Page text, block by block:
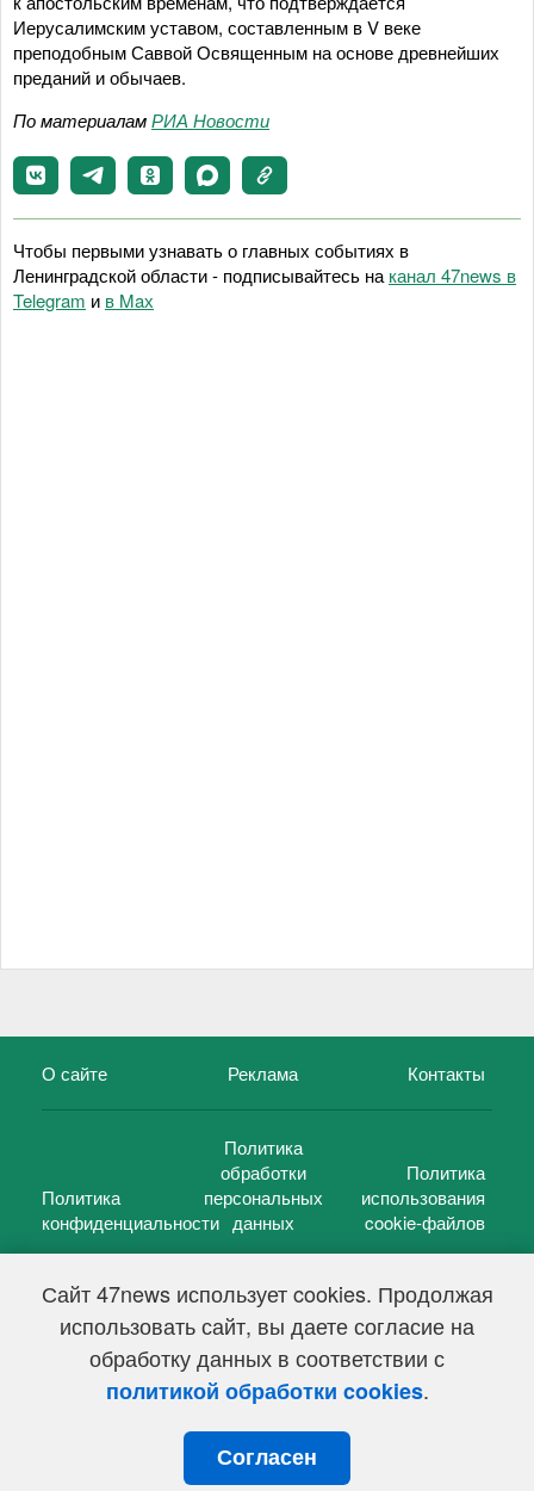
Сайт 47news использует cookies. Продолжая
использовать сайт, вы даете согласие на
обработку данных в соответствии с
политикой обработки cookies.
Согласен
Иерусалимским уставом, составленным в V веке
преподобным Саввой Освященным на основе древнейших
преданий и обычаев.
По материаламРИА Новости
Чтобы первыми узнавать о главных событиях в
Ленинградской области - подписывайтесь на канал 47news в
Telegram и в Maх
О сайте Реклама Контакты
Политика
конфиденциальности
Политика
обработки
персональных
данных
Политика
использования
cookie-файлов
47 новостей (47 news)2005 — 2026 г.
Свидетельство о регистрации СМИ Эл № ФС 77-39848, выдано
Федеральной службой по надзору в сфере связи,
информационных технологий и массовых коммуникаций